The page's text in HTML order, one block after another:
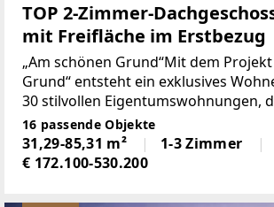
TOP 2-Zimmer-
mit Freifläche im Erstbezug
„Am schönen Grund“Mit dem
Grund“ entsteht ein exklusives
30 stilvollen Eigentumswohnungen,
Lebensgefühl mit naturnaher
Die Auswahl reicht von kompakten
für Singles
16 passende Objekte
31,29-85,31 m²
1-3 Zimmer
€ 172.100-530.200